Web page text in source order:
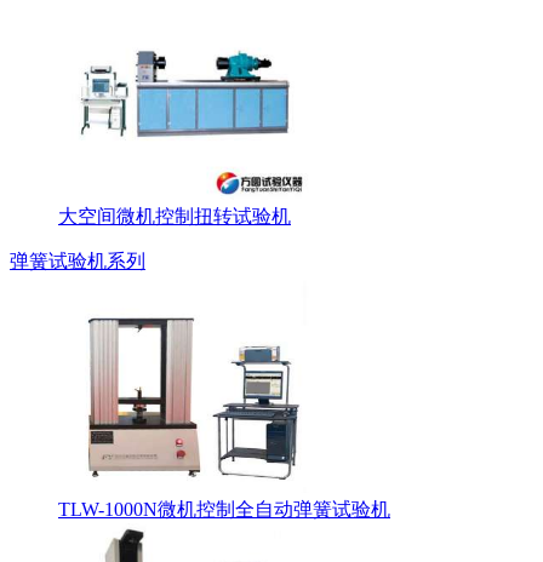
大空间微机控制扭转试验机
弹簧试验机系列
TLW-1000N微机控制全自动弹簧试验机